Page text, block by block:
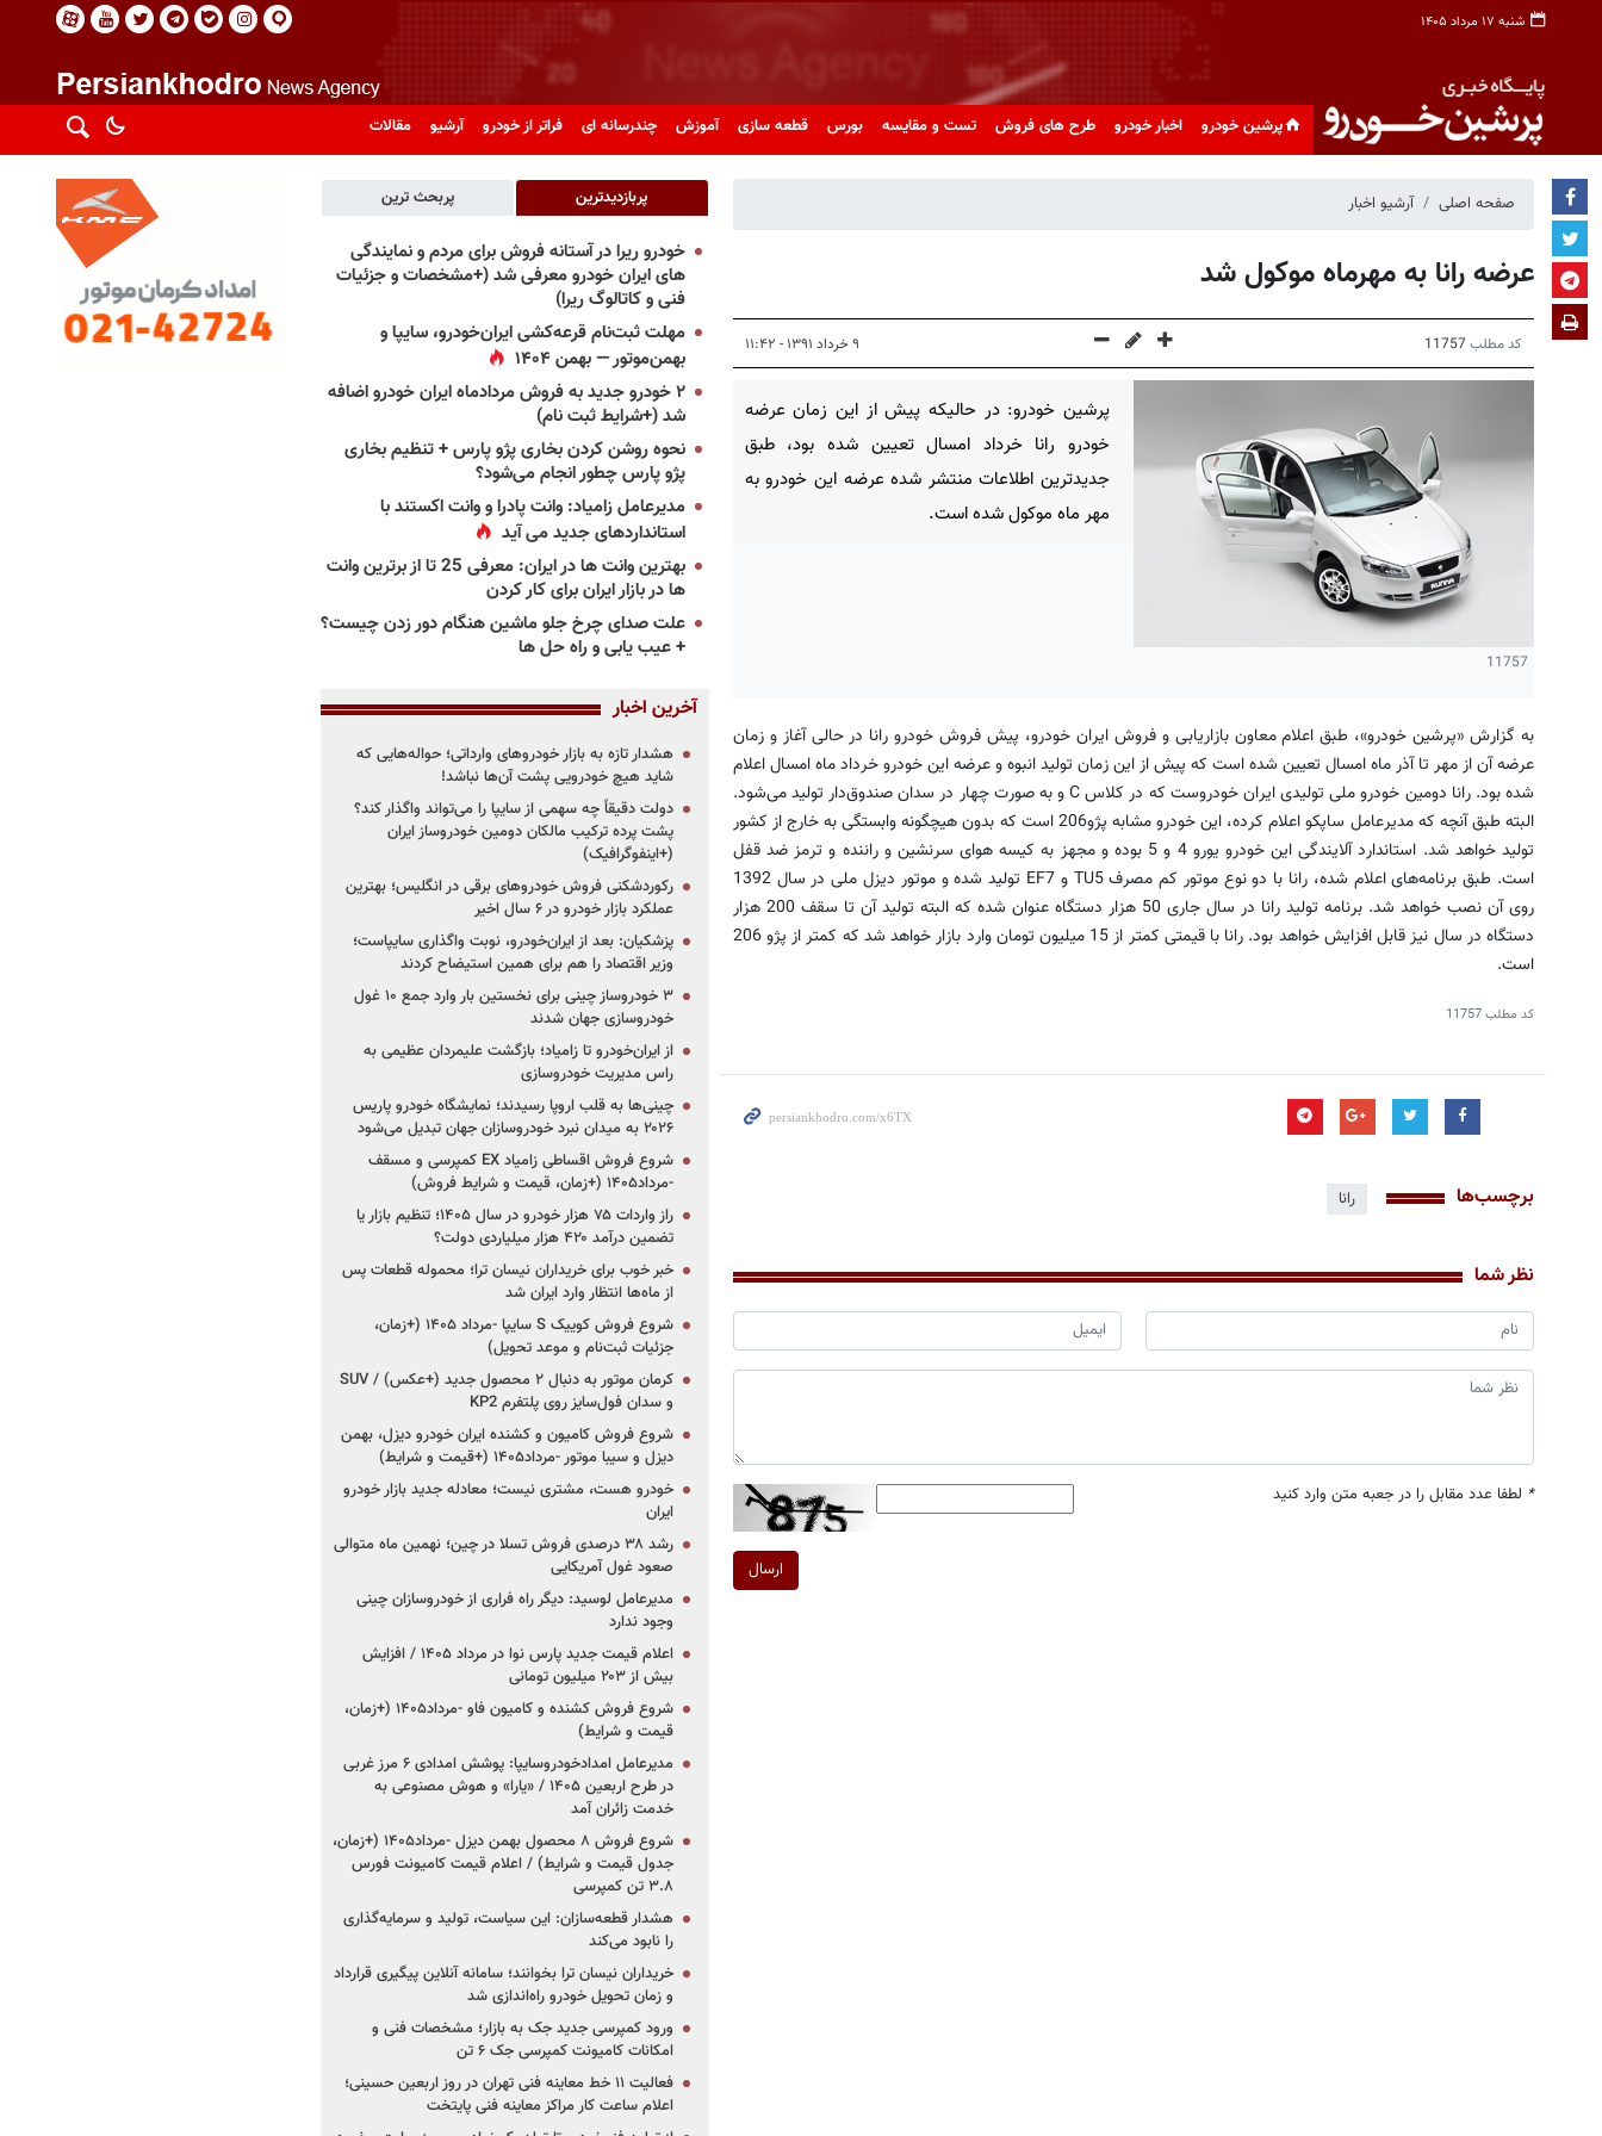
شنبه ۱۷ مرداد ۱۴۰۵
پرشین خودرو اخبار خودرو طرح های فروش تست و مقایسه بورس قطعه سازی آموزش چندرسانه ای فراتر از خودرو آرشیو مقالات
صفحه اصلی آرشیو اخبار
عرضه رانا به مهرماه موکول شد
کد مطلب 11757 ۹ خرداد ۱۳۹۱ - ۱۱:۴۲
11757
پرشین خودرو: در حالیكه پیش از این زمان عرضه
خودرو رانا خرداد امسال تعیین شده بود، طبق
جدیدترین اطلاعات منتشر شده عرضه این خودرو به
مهر ماه موكول شده است.
به گزارش «پرشین خودرو»، طبق اعلام معاون بازاریابی و فروش ایران خودرو، پیش فروش خودرو رانا در حالی آغاز و زمان
عرضه آن از مهر تا آذر ماه امسال تعیین شده است كه پیش از این زمان تولید انبوه و عرضه این خودرو خرداد ماه امسال اعلام
شده بود. رانا دومین خودرو ملی تولیدی ایران خودروست كه در کلاس C و به صورت چهار در سدان صندوق‌دار تولید می‌شود.
البته طبق آنچه كه مدیرعامل ساپكو اعلام كرده، این خودرو مشابه پژو206 است كه بدون هیچگونه وابستگی به خارج از كشور
تولید خواهد شد. استاندارد آلایندگی این خودرو یورو 4 و 5 بوده و مجهز به کیسه هوای سرنشین و راننده و ترمز ضد قفل
است. طبق برنامه‌های اعلام شده، رانا با دو نوع موتور کم مصرف TU5 و EF7 تولید شده و موتور دیزل ملی در سال 1392
روی آن نصب خواهد شد. برنامه تولید رانا در سال جاری 50 هزار دستگاه عنوان شده كه البته تولید آن تا سقف 200 هزار
دستگاه در سال نیز قابل افزایش خواهد بود. رانا با قیمتی كمتر از 15 میلیون تومان وارد بازار خواهد شد كه كمتر از پژو 206
است.
کد مطلب11757
برچسب‌ها رانا
نظر شما
* لطفا عدد مقابل را در جعبه متن وارد کنید
ارسال
پربازدیدترین پربحث ترین
خودرو ریرا در آستانه فروش برای مردم و نمایندگی
های ایران خودرو معرفی شد (+مشخصات و جزئیات
فنی و کاتالوگ ریرا)
مهلت ثبت‌نام قرعه‌کشی ایران‌خودرو، سایپا و
بهمن‌موتور — بهمن ۱۴۰۴
۲ خودرو جدید به فروش مردادماه ایران خودرو اضافه
شد (+شرایط ثبت نام)
نحوه روشن کردن بخاری پژو پارس + تنظیم بخاری
پژو پارس چطور انجام می‌شود؟
مدیرعامل زامیاد: وانت پادرا و وانت اکستند با
استانداردهای جدید می آید
بهترین وانت ها در ایران: معرفی 25 تا از برترین وانت
ها در بازار ایران برای کار کردن
علت صدای چرخ جلو ماشین هنگام دور زدن چیست؟
+ عیب یابی و راه حل ها
آخرین اخبار
هشدار تازه به بازار خودروهای وارداتی؛ حواله‌هایی که
شاید هیچ خودرویی پشت آن‌ها نباشد!
دولت دقیقاً چه سهمی از سایپا را می‌تواند واگذار کند؟
پشت پرده ترکیب مالکان دومین خودروساز ایران
(+اینفوگرافیک)
رکوردشکنی فروش خودروهای برقی در انگلیس؛ بهترین
عملکرد بازار خودرو در ۶ سال اخیر
پزشکیان: بعد از ایران‌خودرو، نوبت واگذاری سایپاست؛
وزیر اقتصاد را هم برای همین استیضاح کردند
۳ خودروساز چینی برای نخستین بار وارد جمع ۱۰ غول
خودروسازی جهان شدند
از ایران‌خودرو تا زامیاد؛ بازگشت علیمردان عظیمی به
راس مدیریت خودروسازی
چینی‌ها به قلب اروپا رسیدند؛ نمایشگاه خودرو پاریس
۲۰۲۶ به میدان نبرد خودروسازان جهان تبدیل می‌شود
شروع فروش اقساطی زامیاد EX کمپرسی و مسقف
-مرداد۱۴۰۵ (+زمان، قیمت و شرایط فروش)
راز واردات ۷۵ هزار خودرو در سال ۱۴۰۵؛ تنظیم بازار یا
تضمین درآمد ۴۲۰ هزار میلیاردی دولت؟
خبر خوب برای خریداران نیسان ترا؛ محموله قطعات پس
از ماه‌ها انتظار وارد ایران شد
شروع فروش کوییک S سایپا -مرداد ۱۴۰۵ (+زمان،
جزئیات ثبت‌نام و موعد تحویل)
کرمان موتور به دنبال ۲ محصول جدید (+عکس) / SUV
و سدان فول‌سایز روی پلتفرم KP2
شروع فروش کامیون و کشنده ایران خودرو دیزل، بهمن
دیزل و سیبا موتور -مرداد۱۴۰۵ (+قیمت و شرایط)
خودرو هست، مشتری نیست؛ معادله جدید بازار خودرو
ایران
رشد ۳۸ درصدی فروش تسلا در چین؛ نهمین ماه متوالی
صعود غول آمریکایی
مدیرعامل لوسید: دیگر راه فراری از خودروسازان چینی
وجود ندارد
اعلام قیمت جدید پارس نوا در مرداد ۱۴۰۵ / افزایش
بیش از ۲۰۳ میلیون تومانی
شروع فروش کشنده و کامیون فاو -مرداد۱۴۰۵ (+زمان،
قیمت و شرایط)
مدیرعامل امدادخودروسایپا: پوشش امدادی ۶ مرز غربی
در طرح اربعین ۱۴۰۵ / «یارا» و هوش مصنوعی به
خدمت زائران آمد
شروع فروش ۸ محصول بهمن دیزل -مرداد۱۴۰۵ (+زمان،
جدول قیمت و شرایط) / اعلام قیمت کامیونت فورس
۳.۸ تن کمپرسی
هشدار قطعه‌سازان: این سیاست، تولید و سرمایه‌گذاری
را نابود می‌کند
خریداران نیسان ترا بخوانند؛ سامانه آنلاین پیگیری قرارداد
و زمان تحویل خودرو راه‌اندازی شد
ورود کمپرسی جدید جک به بازار؛ مشخصات فنی و
امکانات کامیونت کمپرسی جک ۶ تن
فعالیت ۱۱ خط معاینه فنی تهران در روز اربعین حسینی؛
اعلام ساعت کار مراکز معاینه فنی پایتخت